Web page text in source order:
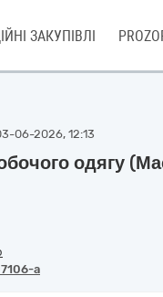
ЗАКУПІВЛІ
06-2026, 12:13
одягу
a